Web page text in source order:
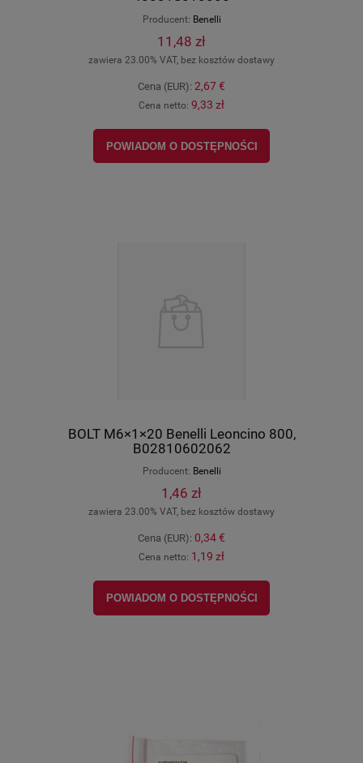
Producent: Benelli
11,48 zł
zawiera 23.00% VAT, bez kosztów dostawy
Cena (EUR): 2,67 €
Cena netto: 9,33 zł
POWIADOM O DOSTĘPNOŚCI
BOLT M6×1×20 Benelli Leoncino 800,
B02810602062
Producent: Benelli
1,46 zł
zawiera 23.00% VAT, bez kosztów dostawy
Cena (EUR): 0,34 €
Cena netto: 1,19 zł
POWIADOM O DOSTĘPNOŚCI